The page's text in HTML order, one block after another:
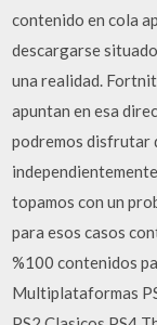
contenido en cola
descargarse
una realidad.
apuntan en esa
podremos disfrutar
topamos con un
para esos casos
%100 contenidos
Multiplataformas